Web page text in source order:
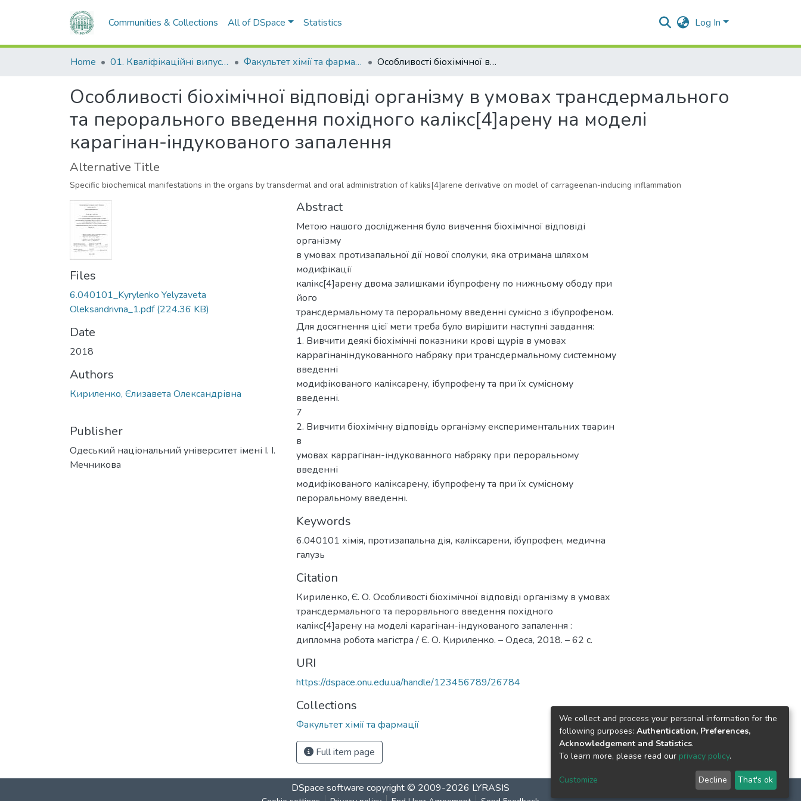
Communities & Collections All of DSpace Statistics Log In
Home 01. Кваліфікаційні випускні роботи здобувачів вищої освіти Факультет хімії та фармації Особливості біохімічної відповіді організму в умовах трансдермального та перорального введення похідного калікс[4]арену на моделі карагінан-індукованого запалення
Особливості біохімічної відповіді організму в умовах трансдермального
та перорального введення похідного калікс[4]арену на моделі
карагінан-індукованого запалення
Alternative Title
Specific biochemical manifestations in the organs by transdermal and oral administration of kalіks[4]arenе derivative on model of carrageenan-inducing inflammation
Files
6.040101_Kyrylenko Yelyzaveta
Oleksandrivna_1.pdf(224.36 KB)
Date
2018
Authors
Кириленко, Єлизавета Олександрівна
Publisher
Одеський національний університет імені І. І.
Мечникова
Abstract
Метою нашого дослідження було вивчення біохімічної відповіді
організму
в умовах протизапальної дії нової сполуки, яка отримана шляхом
модифікації
калікс[4]арену двома залишками ібупрофену по нижньому ободу при
його
трансдермальному та пероральному введенні сумісно з ібупрофеном.
Для досягнення цієї мети треба було вирішити наступні завдання:
1. Вивчити деякі біохімічні показники крові щурів в умовах
каррагінаніндукованного набряку при трансдермальному системному
введенні
модифікованого каліксарену, ібупрофену та при їх сумісному
введенні.
7
2. Вивчити біохімічну відповідь організму експериментальних тварин
в
умовах каррагінан-індукованного набряку при пероральному
введенні
модифікованого каліксарену, ібупрофену та при їх сумісному
пероральному введенні.
Keywords
6.040101 хімія, протизапальна дія, каліксарени, ібупрофен, медична
галузь
Citation
Кириленко, Є. О. Особливості біохімічної відповіді організму в умовах
трансдермального та перорвльного введення похідного
калікс[4]арену на моделі карагінан-індукованого запалення :
дипломна робота магістра / Є. О. Кириленко. – Одеса, 2018. – 62 с.
URI
https://dspace.onu.edu.ua/handle/123456789/26784
Collections
Факультет хімії та фармації
Full item page
DSpace software copyright © 2009-2026 LYRASIS
We collect and process your personal information for the
following purposes: Authentication, Preferences,
Acknowledgement and Statistics.
To learn more, please read our privacy policy.
Customize Decline That's ok